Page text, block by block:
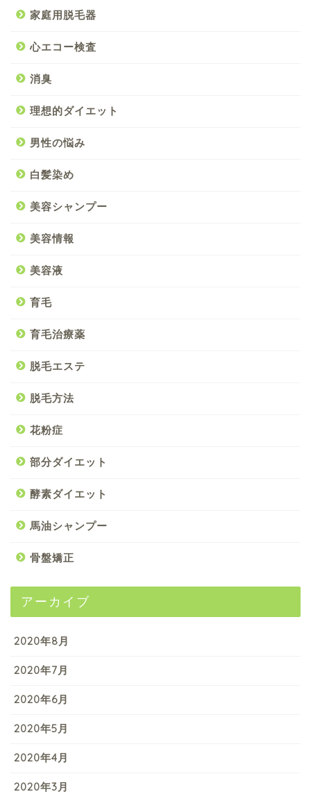
家庭用脱毛器
心エコー検査
消臭
理想的ダイエット
男性の悩み
白髪染め
美容シャンプー
美容情報
美容液
育毛
育毛治療薬
脱毛エステ
脱毛方法
花粉症
部分ダイエット
酵素ダイエット
馬油シャンプー
骨盤矯正
アーカイブ
2020年8月
2020年7月
2020年6月
2020年5月
2020年4月
2020年3月